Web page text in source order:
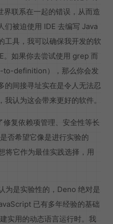
界联系在一起的错误，从而造
们被迫使用 IDE 去编写 Java
工具，我可以确保我开发的软
。如果你去尝试使用 grep 而
to-definition），那么你会发
的间接寻址实在是令人无法忍
认为这会带来更好的软件。
复依赖项管理、安全性等长
否希望它像是进行实验的
将它作为最佳实践选择，用
为是实验性的，Deno 绝对是
已有多年经验的基础
实用的动态语言运行时。我